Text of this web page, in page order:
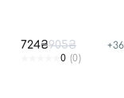
724₴905₴ +36
0 (0)